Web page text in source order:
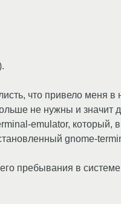
что привело меня в
не нужны и
emulator,
gnome-
пребывания в